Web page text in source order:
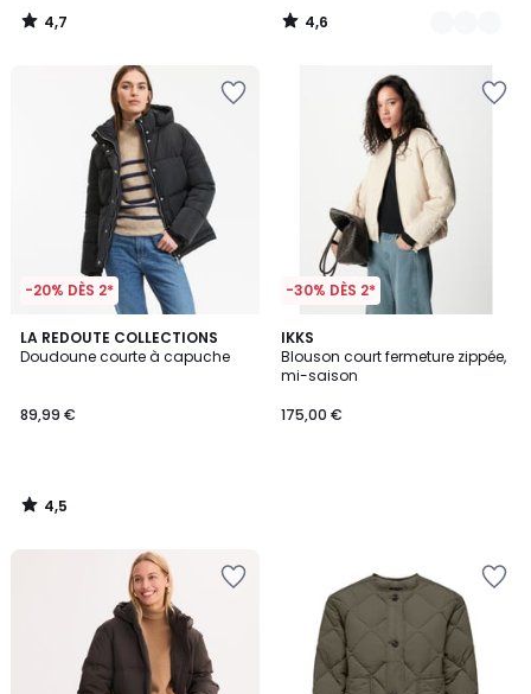
4,7
/
4,6
/
-20% DÈS 2*
LA REDOUTE COLLECTIONS
Doudoune courte à capuche
89,99 €
4,5
/ 5
4,5
/
-30% DÈS 2*
IKKS
Blouson court fermeture zippée,
mi-saison
175,00 €